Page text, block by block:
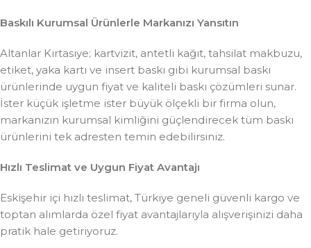
Baskılı Kurumsal Ürünlerle Markanızı Yansıtın
Altanlar Kırtasiye; kartvizit, antetli kağıt, tahsilat makbuzu,
etiket, yaka kartı ve insert baskı gibi kurumsal baskı
ürünlerinde uygun fiyat ve kaliteli baskı çözümleri sunar.
İster küçük işletme ister büyük ölçekli bir firma olun,
markanızın kurumsal kimliğini güçlendirecek tüm baskı
ürünlerini tek adresten temin edebilirsiniz.
Hızlı Teslimat ve Uygun Fiyat Avantajı
Eskişehir içi hızlı teslimat, Türkiye geneli güvenli kargo ve
toptan alımlarda özel fiyat avantajlarıyla alışverişinizi daha
pratik hale getiriyoruz.